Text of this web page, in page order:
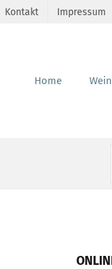
Kontakt Impressum
Home